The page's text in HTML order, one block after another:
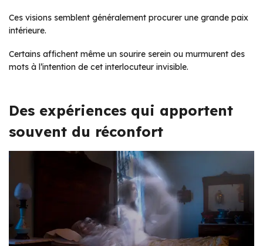
Ces visions semblent généralement procurer une grande paix
intérieure.
Certains affichent même un sourire serein ou murmurent des
mots à l’intention de cet interlocuteur invisible.
Des expériences qui apportent
souvent du réconfort